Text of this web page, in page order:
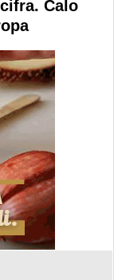
Calo